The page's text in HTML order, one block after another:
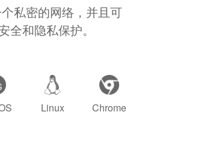
私密的网络，并且可
和隐私保护。
Linux Chrome